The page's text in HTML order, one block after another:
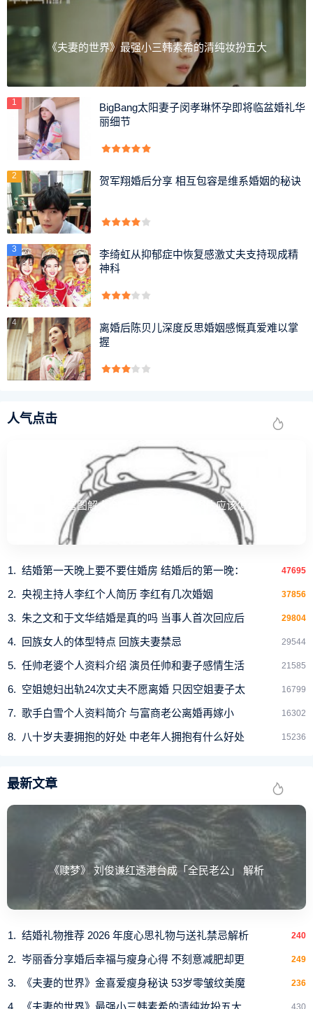
婚礼前一直保持神秘的婚纱也终于曝光，闵孝琳穿上Osca
r de la Renta的露肩婚纱，以大朵的立体花卉点缀，充满浪漫
情怀。
百万钻冕
太阳对老婆简直就像公主一样，结婚当天，闵孝琳头上戴
的就是Chaumet的Josephine钻冕，价值约百万港币，华丽又
《夫妻的世界》最强小三韩素希的清纯妆扮五大
1
BigBang太阳妻子闵孝琳怀孕即将临盆婚礼华
丽细节
2 贺军翔婚后分享 相互包容是维系婚姻的秘诀
3
李绮虹从抑郁症中恢复感激丈夫支持现成精
神科
4
离婚后陈贝儿深度反思婚姻感慨真爱难以掌
握
人气点击
夫妻宫图解大全 夫妻宫准确位置图片应该怎么看
结婚第一天晚上要不要住婚房 结婚后的第一晚： 47695
央视主持人李红个人简历 李红有几次婚姻 37856
朱之文和于文华结婚是真的吗 当事人首次回应后 29804
回族女人的体型特点 回族夫妻禁忌 29544
任帅老婆个人资料介绍 演员任帅和妻子感情生活 21585
空姐媳妇出轨24次丈夫不愿离婚 只因空姐妻子太 16799
歌手白雪个人资料简介 与富商老公离婚再嫁小 16302
八十岁夫妻拥抱的好处 中老年人拥抱有什么好处 15236
最新文章
《赎梦》 刘俊谦红透港台成「全民老公」 解析
结婚礼物推荐 2026 年度心思礼物与送礼禁忌解析 240
岑丽香分享婚后幸福与瘦身心得 不刻意减肥却更 249
《夫妻的世界》金喜爱瘦身秘诀 53岁零皱纹美魔 236
《夫妻的世界》最强小三韩素希的清纯妆扮五大 430